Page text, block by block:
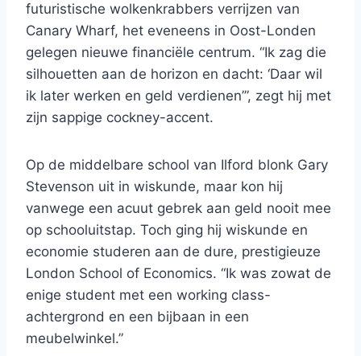
futuristische wolkenkrabbers verrijzen van
Canary Wharf, het eveneens in Oost-Londen
gelegen nieuwe financiële centrum. “Ik zag die
silhouetten aan de horizon en dacht: ‘Daar wil
ik later werken en geld verdienen’”, zegt hij met
zijn sappige cockney-accent.
Op de middelbare school van Ilford blonk Gary
Stevenson uit in wiskunde, maar kon hij
vanwege een acuut gebrek aan geld nooit mee
op schooluitstap. Toch ging hij wiskunde en
economie studeren aan de dure, prestigieuze
London School of Economics. “Ik was zowat de
enige student met een working class-
achtergrond en een bijbaan in een
meubelwinkel.”